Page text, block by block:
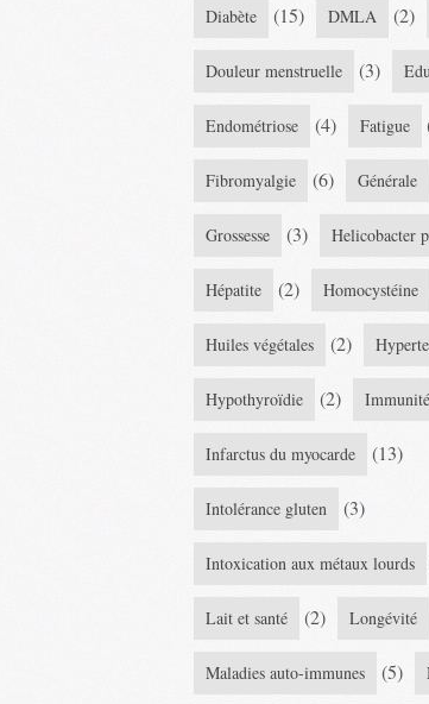
Diabète (15) DMLA (2)
Douleur menstruelle (3)
Endométriose (4) Fatigue
Fibromyalgie (6) Générale
Grossesse (3) Helicobacter
Hépatite (2) Homocystéine
Huiles végétales (2)
Hypothyroïdie (2) Immunité
Infarctus du myocarde (13)
Intolérance gluten (3)
Intoxication aux métaux lourds
Lait et santé (2) Longévité
Maladies auto-immunes (5)